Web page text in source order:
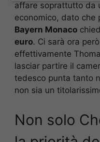
affare soprattutto da
economico, dato che
Bayern Monaco
euro. Ci sarà ora
effettivamente
lasciar partire il
tedesco punta tanto
non sia un
Non solo